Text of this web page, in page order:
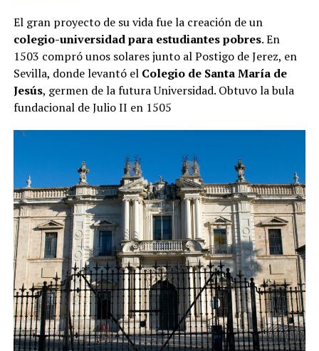
El gran proyecto de su vida fue la creación de un
colegio-universidad para estudiantes pobres. En
1503 compró unos solares junto al Postigo de Jerez, en
Sevilla, donde levantó el Colegio de Santa María de
Jesús, germen de la futura Universidad. Obtuvo la bula
fundacional de Julio II en 1505